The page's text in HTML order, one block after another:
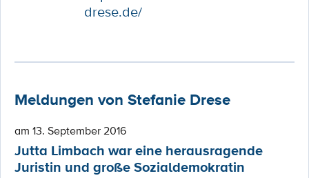
drese.de/
Meldungen von Stefanie Drese
am 13. September 2016
Jutta Limbach war eine herausragende
Juristin und große Sozialdemokratin